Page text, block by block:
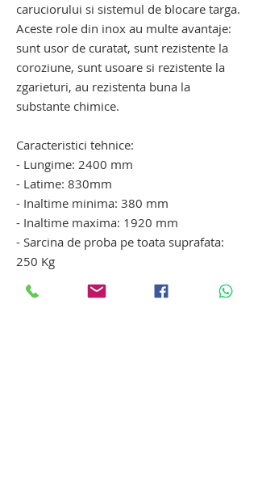
caruciorului si sistemul de blocare targa.
Aceste role din inox au multe avantaje:
sunt usor de curatat, sunt rezistente la
coroziune, sunt usoare si rezistente la
zgarieturi, au rezistenta buna la
substante chimice.
Caracteristici tehnice:
- Lungime: 2400 mm
- Latime: 830mm
- Inaltime minima: 380 mm
- Inaltime maxima: 1920 mm
- Sarcina de proba pe toata suprafata:
250 Kg
- Finisaj: Otel inoxidabil
- Greutate transport: 150 Kg